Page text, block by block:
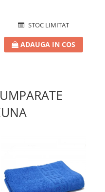
STOC LIMITAT
ADAUGA IN COS